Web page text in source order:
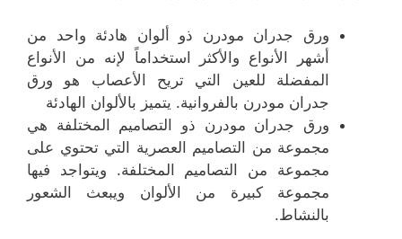
ورق جدران مودرن ذو ألوان هادئة واحد من
أشهر الأنواع والأكثر استخداماً لإنه من الأنواع
المفضلة للعين التي تريح الأعصاب هو ورق
جدران مودرن بالفروانية. يتميز بالألوان الهادئة
ورق جدران مودرن ذو التصاميم المختلفة هي
مجموعة من التصاميم العصرية التي تحتوي على
مجموعة من التصاميم المختلفة. ويتواجد فيها
مجموعة كبيرة من الألوان ويبعث الشعور
بالنشاط.